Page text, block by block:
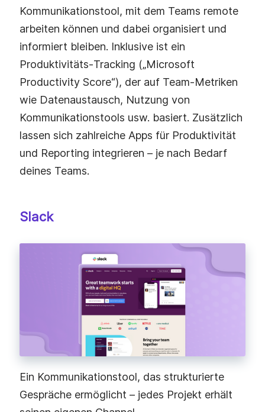
Kommunikationstool, mit dem Teams remote
arbeiten können und dabei organisiert und
informiert bleiben. Inklusive ist ein
Produktivitäts‑Tracking („Microsoft
Productivity Score“), der auf Team‑Metriken
wie Datenaustausch, Nutzung von
Kommunikationstools usw. basiert. Zusätzlich
lassen sich zahlreiche Apps für Produktivität
und Reporting integrieren – je nach Bedarf
deines Teams.
Slack
Ein Kommunikationstool, das strukturierte
Gespräche ermöglicht – jedes Projekt erhält